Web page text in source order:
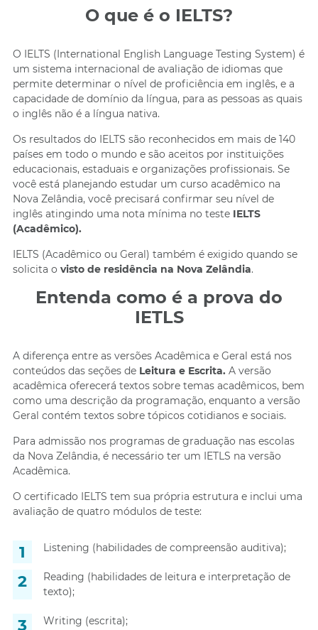
O que é o IELTS?
O IELTS (International English Language Testing System) é
um sistema internacional de avaliação de idiomas que
permite determinar o nível de proficiência em inglês, e a
capacidade de domínio da língua, para as pessoas as quais
o inglês não é a língua nativa.
Os resultados do IELTS são reconhecidos em mais de 140
países em todo o mundo e são aceitos por instituições
educacionais, estaduais e organizações profissionais. Se
você está planejando estudar um curso acadêmico na
Nova Zelândia, você precisará confirmar seu nível de
inglês atingindo uma nota mínima no teste IELTS
(Acadêmico).
IELTS (Acadêmico ou Geral) também é exigido quando se
solicita o visto de residência na Nova Zelândia.
Entenda como é a prova do
IETLS
A diferença entre as versões Acadêmica e Geral está nos
conteúdos das seções de Leitura e Escrita. A versão
acadêmica oferecerá textos sobre temas acadêmicos, bem
como uma descrição da programação, enquanto a versão
Geral contém textos sobre tópicos cotidianos e sociais.
Para admissão nos programas de graduação nas escolas
da Nova Zelândia, é necessário ter um IETLS na versão
Acadêmica.
O certificado IELTS tem sua própria estrutura e inclui uma
avaliação de quatro módulos de teste:
Listening (habilidades de compreensão auditiva);
Reading (habilidades de leitura e interpretação de
texto);
Writing (escrita);